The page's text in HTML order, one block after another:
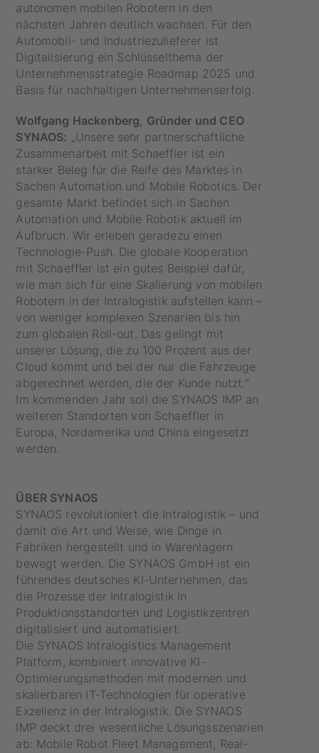
autonomen mobilen Robotern in den
nächsten Jahren deutlich wachsen. Für den
Automobil- und Industriezulieferer ist
Digitalisierung ein Schlüsselthema der
Unternehmensstrategie Roadmap 2025 und
Basis für nachhaltigen Unternehmenserfolg.
Wolfgang Hackenberg, Gründer und CEO
SYNAOS: „Unsere sehr partnerschaftliche
Zusammenarbeit mit Schaeffler ist ein
starker Beleg für die Reife des Marktes in
Sachen Automation und Mobile Robotics. Der
gesamte Markt befindet sich in Sachen
Automation und Mobile Robotik aktuell im
Aufbruch. Wir erleben geradezu einen
Technologie-Push. Die globale Kooperation
mit Schaeffler ist ein gutes Beispiel dafür,
wie man sich für eine Skalierung von mobilen
Robotern in der IntraIogistik aufstellen kann –
von weniger komplexen Szenarien bis hin
zum globalen Roll-out. Das gelingt mit
unserer Lösung, die zu 100 Prozent aus der
Cloud kommt und bei der nur die Fahrzeuge
abgerechnet werden, die der Kunde nutzt.“
Im kommenden Jahr soll die SYNAOS IMP an
weiteren Standorten von Schaeffler in
Europa, Nordamerika und China eingesetzt
werden.
ÜBER SYNAOS
SYNAOS revolutioniert die Intralogistik – und
damit die Art und Weise, wie Dinge in
Fabriken hergestellt und in Warenlagern
bewegt werden. Die SYNAOS GmbH ist ein
führendes deutsches KI-Unternehmen, das
die Prozesse der Intralogistik in
Produktionsstandorten und Logistikzentren
digitalisiert und automatisiert.
Die SYNAOS Intralogistics Management
Platform, kombiniert innovative KI-
Optimierungsmethoden mit modernen und
skalierbaren IT-Technologien für operative
Exzellenz in der Intralogistik. Die SYNAOS
IMP deckt drei wesentliche Lösungsszenarien
ab: Mobile Robot Fleet Management, Real-